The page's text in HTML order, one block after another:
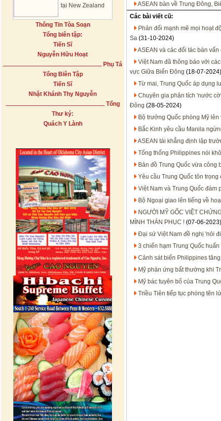
tại New Zealand
Thông Tin Tòa Soạn
Tổng biên tập:
Tiến Sĩ
Nguyễn Hữu Hoạt
Phụ Tá
Tổng Biên Tập
Tiến Sĩ
Nhật Khánh Thy Nguyễn
Tổng
Thư ký:
Quách Y Lành
ASEAN bàn về Trung Đông,
Các bài viết cũ:
Phản đối mạnh mẽ mọi hoạt
Sa (31-10-2024)
ASEAN và các đối tác bàn
Việt Nam đã thông báo với
vực Giữa Biển Đông (18-07-2024)
Từ mai, Trung Quốc áp dụng
Chuyên gia phân tích 'nước
Đông (28-05-2024)
Bộ trưởng Quốc phòng Mỹ
Bắc Kinh yêu cầu Manila
ASEAN tái khẳng định lập
Tổng thống Philippines nói
Bản đồ Trung Quốc vừa công
Yêu cầu Trung Quốc tôn
Việt Nam và Trung Quốc đàm
Bộ Ngoại giao lên tiếng về
NGƯỜI MỸ GỐC VIỆT
MÌNH THÁN PHỤC ! (07-06-2023)
Đại sứ Việt Nam đề nghị 'nói
3 chiến hạm Trung Quốc
Cảnh sát biển Philippines
Mỹ phản ứng bất thường khi
Mỹ bác tuyên bố của Trung
Triều Tiên tiếp tục phóng tên